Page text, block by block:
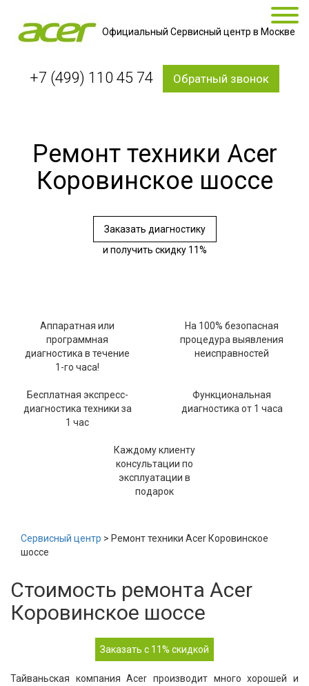
Официальный Сервисный центр в Москве
+7 (499) 110 45 74 Обратный звонок
Ремонт техники Acer
Коровинское шоссе
Заказать диагностику
и получить скидку 11%
Аппаратная или
программная
диагностика в течение
1-го часа!
На 100% безопасная
процедура выявления
неисправностей
Бесплатная экспресс-
диагностика техники за
1 час
Функциональная
диагностика от 1 часа
Каждому клиенту
консультации по
эксплуатации в
подарок
Сервисный центр > Ремонт техники Acer Коровинское
шоссе
Стоимость ремонта Acer
Коровинское шоссе
Заказать с 11% скидкой
Тайваньская компания Acer производит много хорошей и